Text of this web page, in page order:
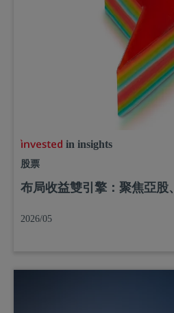
in insights
股票
布局收益雙引擎：聚焦亞股
2026/05